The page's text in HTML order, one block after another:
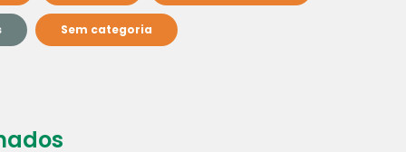
Sem categoria